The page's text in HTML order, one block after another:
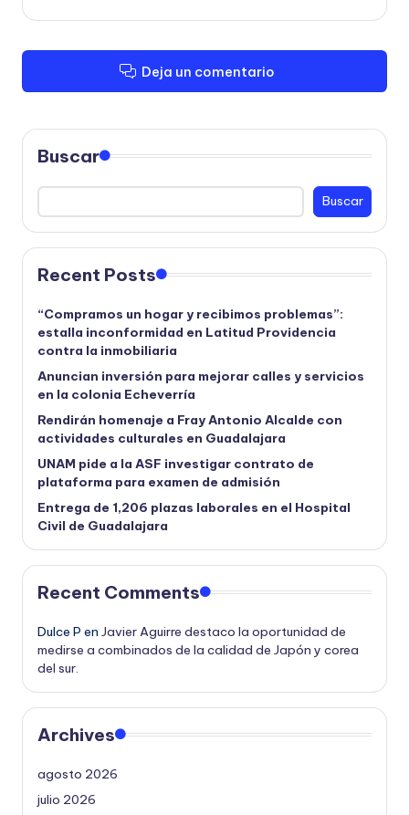
Deja un comentario
Buscar
Buscar
Recent Posts
“Compramos un hogar y recibimos problemas”:
estalla inconformidad en Latitud Providencia
contra la inmobiliaria
Anuncian inversión para mejorar calles y servicios
en la colonia Echeverría
Rendirán homenaje a Fray Antonio Alcalde con
actividades culturales en Guadalajara
UNAM pide a la ASF investigar contrato de
plataforma para examen de admisión
Entrega de 1,206 plazas laborales en el Hospital
Civil de Guadalajara
Recent Comments
Dulce P en Javier Aguirre destaco la oportunidad de
medirse a combinados de la calidad de Japón y corea
del sur.
Archives
agosto 2026
julio 2026